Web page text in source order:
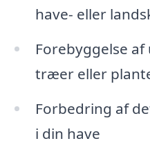
have- eller
Forebyggelse
træer eller
Forbedring af
i din have